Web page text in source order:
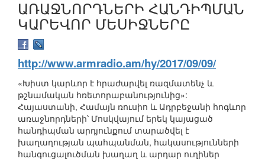
ԱՌԱՋՆՈՐԴՆԵՐԻ ՀԱՆԴԻՊՄԱՆ
ԿԱՐԵՎՈՐ ՄԵՍԻՋՆԵՐԸ
http://www.armradio.am/hy/2017/09/09/
«Խիստ կարևոր է հրաժարվել ռազմատենչ և
թշնամական հռետորաբանությունից»:
Հայաստանի, Համայն ռուսիո և Ադրբեջանի հոգևոր
առաջնորդների՝ Մոսկվայում երեկ կայացած
հանդիպման արդյունքում տարածվել է
խաղաղության պահպանման, հակասությունների
հանգուցալուծման խաղաղ և արդար ուղիներ